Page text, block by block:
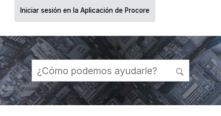
Iniciar sesión en la Aplicación de Procore